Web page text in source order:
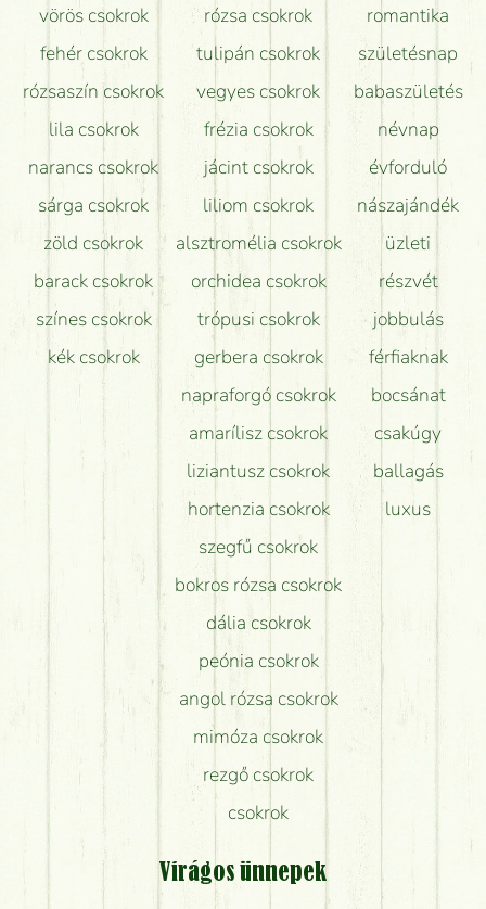
Hogy marad a lehető legtovább friss a csokor?
Tudok adventi koszorút vásárolni boltban?
vörös csokrok
fehér csokrok
rózsaszín csokrok
lila csokrok
narancs csokrok
sárga csokrok
zöld csokrok
barack csokrok
színes csokrok
kék csokrok
rózsa csokrok
tulipán csokrok
vegyes csokrok
frézia csokrok
jácint csokrok
liliom csokrok
alsztromélia csokrok
orchidea csokrok
trópusi csokrok
gerbera csokrok
napraforgó csokrok
amarílisz csokrok
liziantusz csokrok
hortenzia csokrok
szegfű csokrok
bokros rózsa csokrok
dália csokrok
peónia csokrok
angol rózsa csokrok
mimóza csokrok
rezgő csokrok
csokrok
romantika
születésnap
babaszületés
névnap
évforduló
nászajándék
üzleti
részvét
jobbulás
férfiaknak
bocsánat
csakúgy
ballagás
luxus
Virágos ünnepek